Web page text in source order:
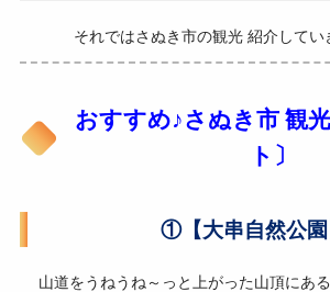
それではさぬき市の観光 紹介してい
おすすめ♪さぬき市 観
ト〕
①【大串自然公園
山道をうねうね～っと上がった山頂にあ